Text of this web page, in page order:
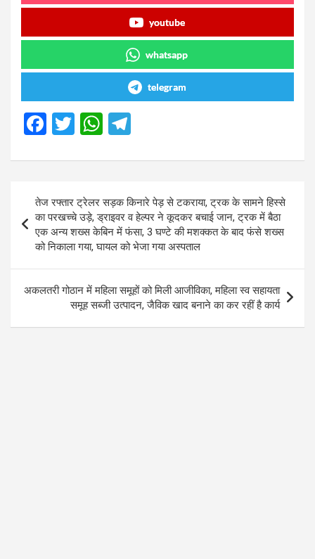
youtube
whatsapp
telegram
F
ce
o
o
k
T
tt
er
W
at
A
p
p
e
gr
a
m
Post
navigation
तेज रफ्तार ट्रेलर सड़क किनारे पेड़ से टकराया, ट्रक के सामने हिस्से
का परखच्चे उड़े, ड्राइवर व हेल्पर ने कूदकर बचाई जान, ट्रक में बैठा
एक अन्य शख्स केबिन में फंसा, 3 घण्टे की मशक्कत के बाद फंसे शख्स
को निकाला गया, घायल को भेजा गया अस्पताल
अकलतरी गोठान में महिला समूहों को मिली आजीविका, महिला स्व सहायता
समूह सब्जी उत्पादन, जैविक खाद बनाने का कर रहीं है कार्य